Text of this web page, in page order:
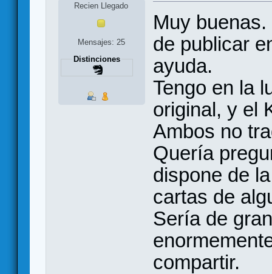
Recien Llegado
Mensajes: 25
Distinciones
Muy
de publicar
ayuda.
Tengo en la
original, y el
Ambos no
Quería
dispone de
cartas de
Sería de
compartir.